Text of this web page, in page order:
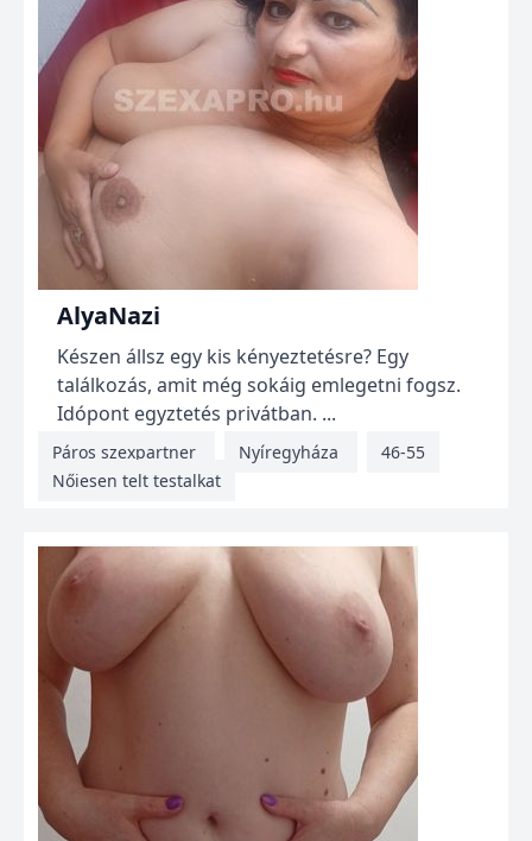
AlyaNazi
Készen állsz egy kis kényeztetésre? Egy
találkozás, amit még sokáig emlegetni fogsz.
Idópont egyztetés privátban. ...
Páros szexpartner Nyíregyháza
46-55
Nőiesen telt testalkat